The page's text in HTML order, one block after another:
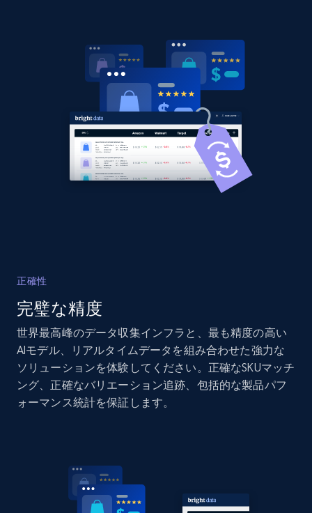
Amazon products global dataset
Title, Seller name, Brand, Description, Initial
price, Currency, Availability, Reviews count, and
今すぐ始める
products by specific category URL
price, Currency, Availability, Reviews count, and
more.
2.1K+ 375+ 今すぐ始める
Title, Seller name, Brand, Description, Initial
price, Currency, Availability, Reviews count, and
正確性
完璧な精度
世界最高峰のデータ収集インフラと、最も精度の高い
AIモデル、リアルタイムデータを組み合わせた強力な
ソリューションを体験してください。正確なSKUマッチ
ング、正確なバリエーション追跡、包括的な製品パフ
ォーマンス統計を保証します。